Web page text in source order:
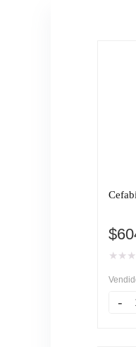
$
★ ★ ★